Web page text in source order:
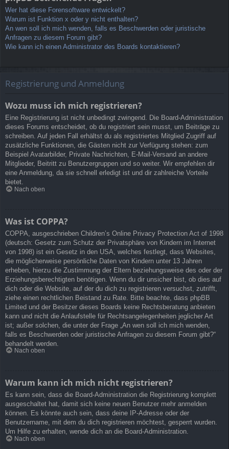
Wer hat diese Forensoftware entwickelt?
Warum ist Funktion x oder y nicht enthalten?
An wen soll ich mich wenden, falls es Beschwerden oder juristische
Anfragen zu diesem Forum gibt?
Wie kann ich einen Administrator des Boards kontaktieren?
Registrierung und Anmeldung
Wozu muss ich mich registrieren?
Eine Registrierung ist nicht unbedingt zwingend. Die Board-Administration
dieses Forums entscheidet, ob du registriert sein musst, um Beiträge zu
schreiben. Auf jeden Fall erhältst du als registriertes Mitglied Zugriff auf
zusätzliche Funktionen, die Gästen nicht zur Verfügung stehen: zum
Beispiel Avatarbilder, Private Nachrichten, E-Mail-Versand an andere
Mitglieder, Beitritt zu Benutzergruppen und so weiter. Wir empfehlen dir
eine Anmeldung, da sie schnell erledigt ist und dir zahlreiche Vorteile
bietet.
Nach oben
Was ist COPPA?
COPPA, ausgeschrieben Children’s Online Privacy Protection Act of 1998
(deutsch: Gesetz zum Schutz der Privatsphäre von Kindern im Internet
von 1998) ist ein Gesetz in den USA, welches festlegt, dass Websites,
die möglicherweise persönliche Daten von Kindern unter 13 Jahren
erheben, hierzu die Zustimmung der Eltern beziehungsweise des oder der
Erziehungsberechtigten benötigen. Wenn du dir unsicher bist, ob dies auf
dich oder die Website, auf der du dich zu registrieren versuchst, zutrifft,
ziehe einen rechtlichen Beistand zu Rate. Bitte beachte, dass phpBB
Limited und der Besitzer dieses Boards keine Rechtsberatung anbieten
kann und nicht die Anlaufstelle für Rechtsangelegenheiten jeglicher Art
ist; außer solchen, die unter der Frage „An wen soll ich mich wenden,
falls es Beschwerden oder juristische Anfragen zu diesem Forum gibt?“
behandelt werden.
Nach oben
Warum kann ich mich nicht registrieren?
Es kann sein, dass die Board-Administration die Registrierung komplett
ausgeschaltet hat, damit sich keine neuen Benutzer mehr anmelden
können. Es könnte auch sein, dass deine IP-Adresse oder der
Benutzername, mit dem du dich registrieren möchtest, gesperrt wurden.
Um Hilfe zu erhalten, wende dich an die Board-Administration.
Nach oben